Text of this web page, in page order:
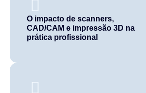
O impacto de scanners,
CAD/CAM e impressão 3D na
prática profissional